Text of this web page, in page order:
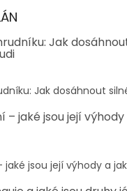
Jak
Jak dosáhnout
– jaké jsou její výhody
jsou její výhody a